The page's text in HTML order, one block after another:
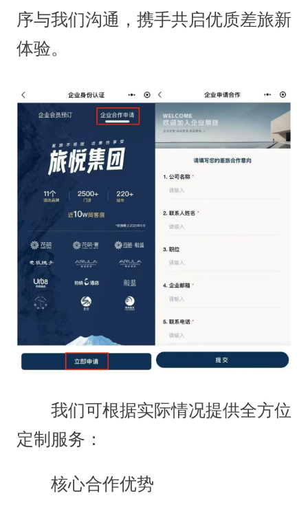
序与我们沟通，携手共启优质差旅新
体验。
我们可根据实际情况提供全方位
定制服务：
核心合作优势